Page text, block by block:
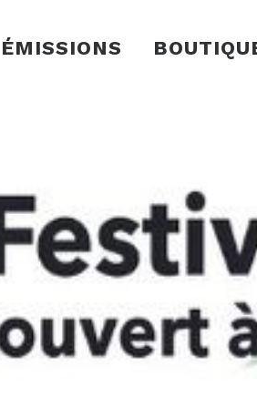
ÉMISSIONS